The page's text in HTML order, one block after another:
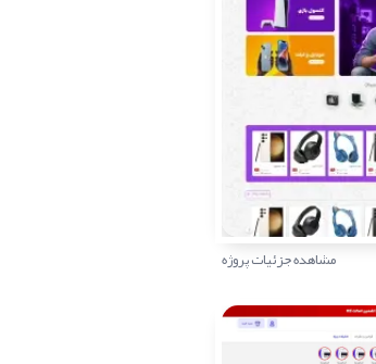
مشاهده جزئیات پروژه